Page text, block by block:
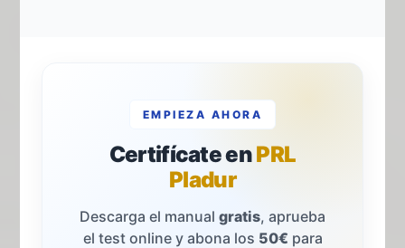
EMPIEZA AHORA
Certifícate enPRL
Pladur
Descarga el manual gratis, aprueba
el test online y abona los 50€ para